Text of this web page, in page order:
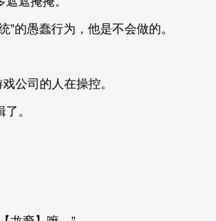
愚蠢行为，他是不会做的。
公司的人在操控。
。